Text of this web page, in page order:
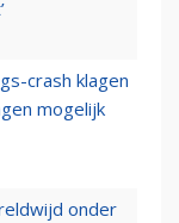
crash klagen
mogelijk
onder